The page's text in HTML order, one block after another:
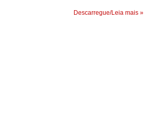
Descarregue/Leia mais »